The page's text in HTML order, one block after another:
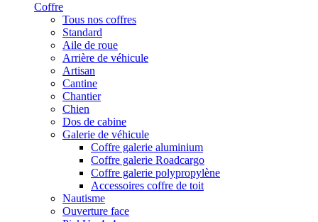
Coffre
Tous nos coffres
Standard
Aile de roue
Arrière de véhicule
Artisan
Cantine
Chantier
Chien
Dos de cabine
Galerie de véhicule
Coffre galerie aluminium
Coffre galerie Roadcargo
Coffre galerie polypropylène
Accessoires coffre de toit
Nautisme
Ouverture face